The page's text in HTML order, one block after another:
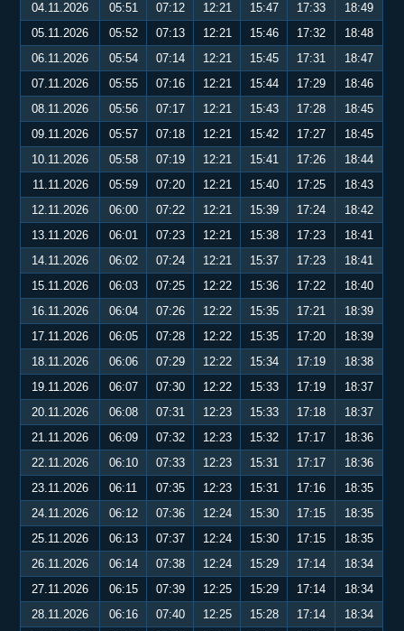
04.11.2026 05:51 07:12 12:21 15:47 17:33
18:49
05.11.2026
05:52 07:13 12:21 15:46 17:32
18:48
06.11.2026
05:54 07:14 12:21 15:45 17:31
18:47
07.11.2026
05:55 07:16 12:21 15:44 17:29
18:46
08.11.2026
05:56 07:17 12:21 15:43 17:28
18:45
09.11.2026
05:57 07:18 12:21 15:42 17:27
18:45
10.11.2026
05:58 07:19 12:21 15:41 17:26
18:44
11.11.2026
05:59 07:20 12:21 15:40 17:25
18:43
12.11.2026
06:00 07:22 12:21 15:39 17:24
18:42
13.11.2026
06:01 07:23 12:21 15:38 17:23
18:41
14.11.2026
06:02 07:24 12:21 15:37 17:23
18:41
15.11.2026
06:03 07:25 12:22 15:36 17:22
18:40
16.11.2026
06:04 07:26 12:22 15:35 17:21
18:39
17.11.2026
06:05 07:28 12:22 15:35 17:20
18:39
18.11.2026
06:06 07:29 12:22 15:34 17:19
18:38
19.11.2026
06:07 07:30 12:22 15:33 17:19
18:37
20.11.2026
06:08 07:31 12:23 15:33 17:18
18:37
21.11.2026
06:09 07:32 12:23 15:32 17:17
18:36
22.11.2026
06:10 07:33 12:23 15:31 17:17
18:36
23.11.2026
06:11 07:35 12:23 15:31 17:16
18:35
24.11.2026
06:12 07:36 12:24 15:30 17:15
18:35
25.11.2026
06:13 07:37 12:24 15:30 17:15
18:35
26.11.2026
06:14 07:38 12:24 15:29 17:14
18:34
27.11.2026
06:15 07:39 12:25 15:29 17:14
18:34
28.11.2026
06:16 07:40 12:25 15:28 17:14
18:34